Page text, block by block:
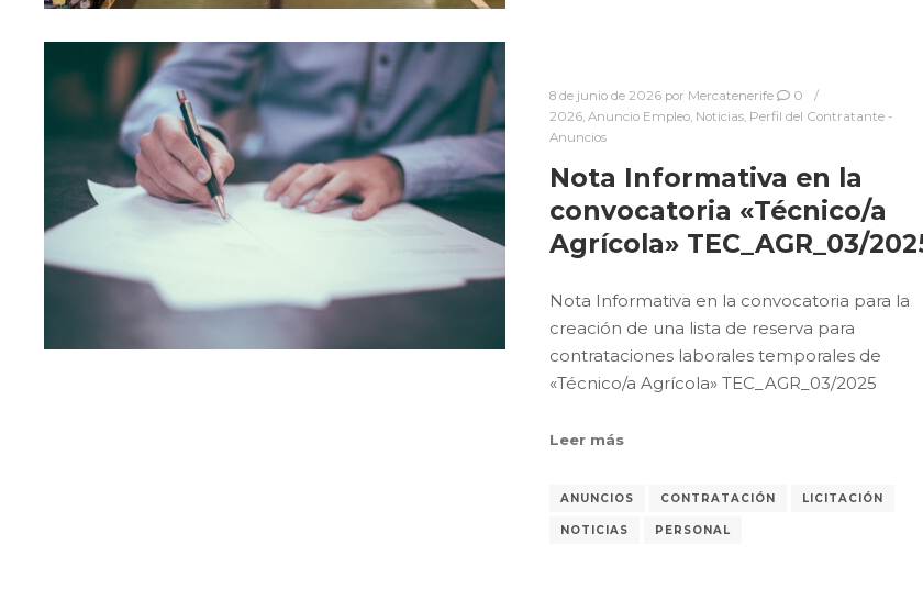
8 de junio de 2026 por Mercatenerife
0
2026, Anuncio Empleo, Noticias, Perfil del Contratante -
Anuncios
Nota Informativa en la
convocatoria «Técnico/a
Agrícola» TEC_AGR_03/
Nota Informativa en la convocatoria para la
creación de una lista de reserva para
contrataciones laborales temporales de
«Técnico/a Agrícola» TEC_AGR_03/2025
Leer más
ANUNCIOS CONTRATACIÓN LICITACIÓN
NOTICIAS PERSONAL